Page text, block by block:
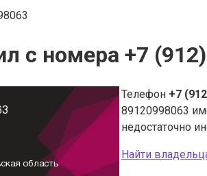
с номера +7
Телефон +7
89120998063
недостаточно
Найти